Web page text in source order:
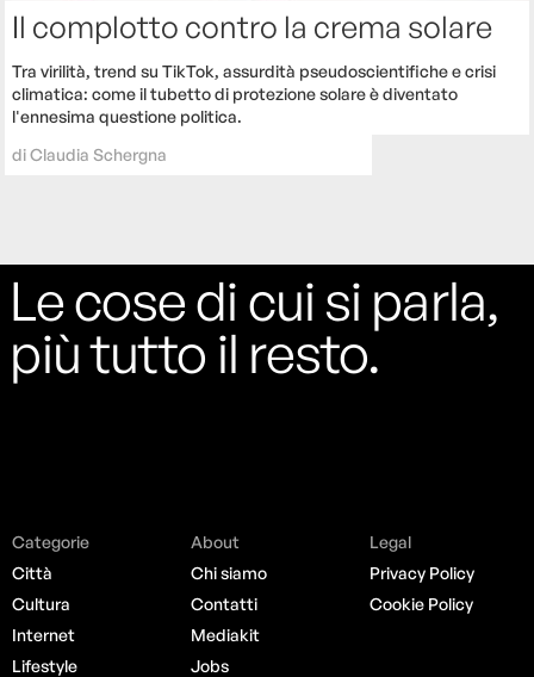
Il complotto contro la crema solare
Tra virilità, trend su TikTok, assurdità pseudoscientifiche e crisi
climatica: come il tubetto di protezione solare è diventato
l'ennesima questione politica.
diClaudia Schergna
Le cose di cui si parla,
più tutto il resto.
Categorie
Città
Cultura
Internet
Lifestyle
About
Chi siamo
Contatti
Mediakit
Jobs
Legal
Privacy Policy
Cookie Policy